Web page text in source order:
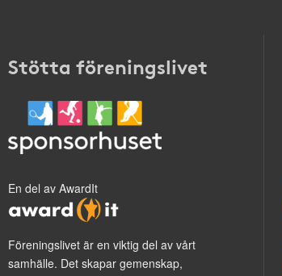
Stötta föreningslivet
En del av AwardIt
Föreningslivet är en viktig del av vårt
samhälle. Det skapar gemenskap,